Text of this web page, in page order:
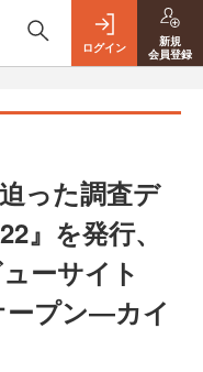
ログイン
新規
会員登録
った調査デ
』を発行、
ーサイト
ープン―カイ